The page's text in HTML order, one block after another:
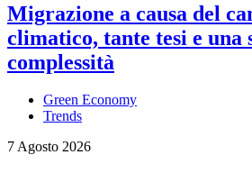
Migrazione a causa del
climatico, tante tesi e una
complessità
Green Economy
Trends
7 Agosto 2026